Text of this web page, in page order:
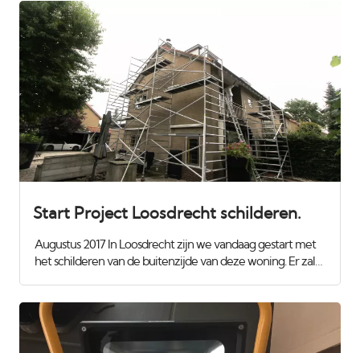
maar de lijsten moesten nog wel rondom geschilrd
worden.
Start Project Loosdrecht schilderen.
Augustus 2017 In Loosdrecht zijn we vandaag gestart met
het schilderen van de buitenzijde van deze woning. Er zal
steigeren zodat we er goed bij kunnen. Voor meer info of
contact kijk eens op onze website :
www.vanamsterdam.com